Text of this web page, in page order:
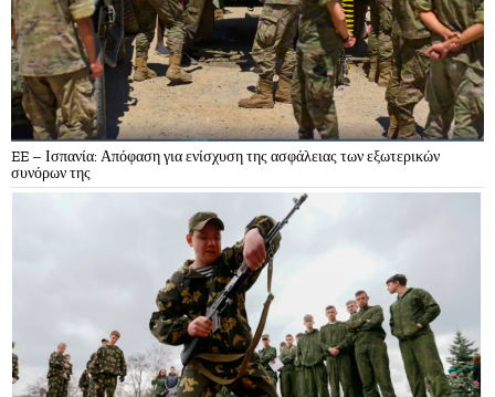
EE – Ισπανία: Απόφαση για ενίσχυση της ασφάλειας των εξωτερικών
συνόρων της